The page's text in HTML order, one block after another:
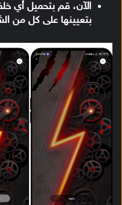
الآن، قم بتحميل أي
بتعيينها على كل من